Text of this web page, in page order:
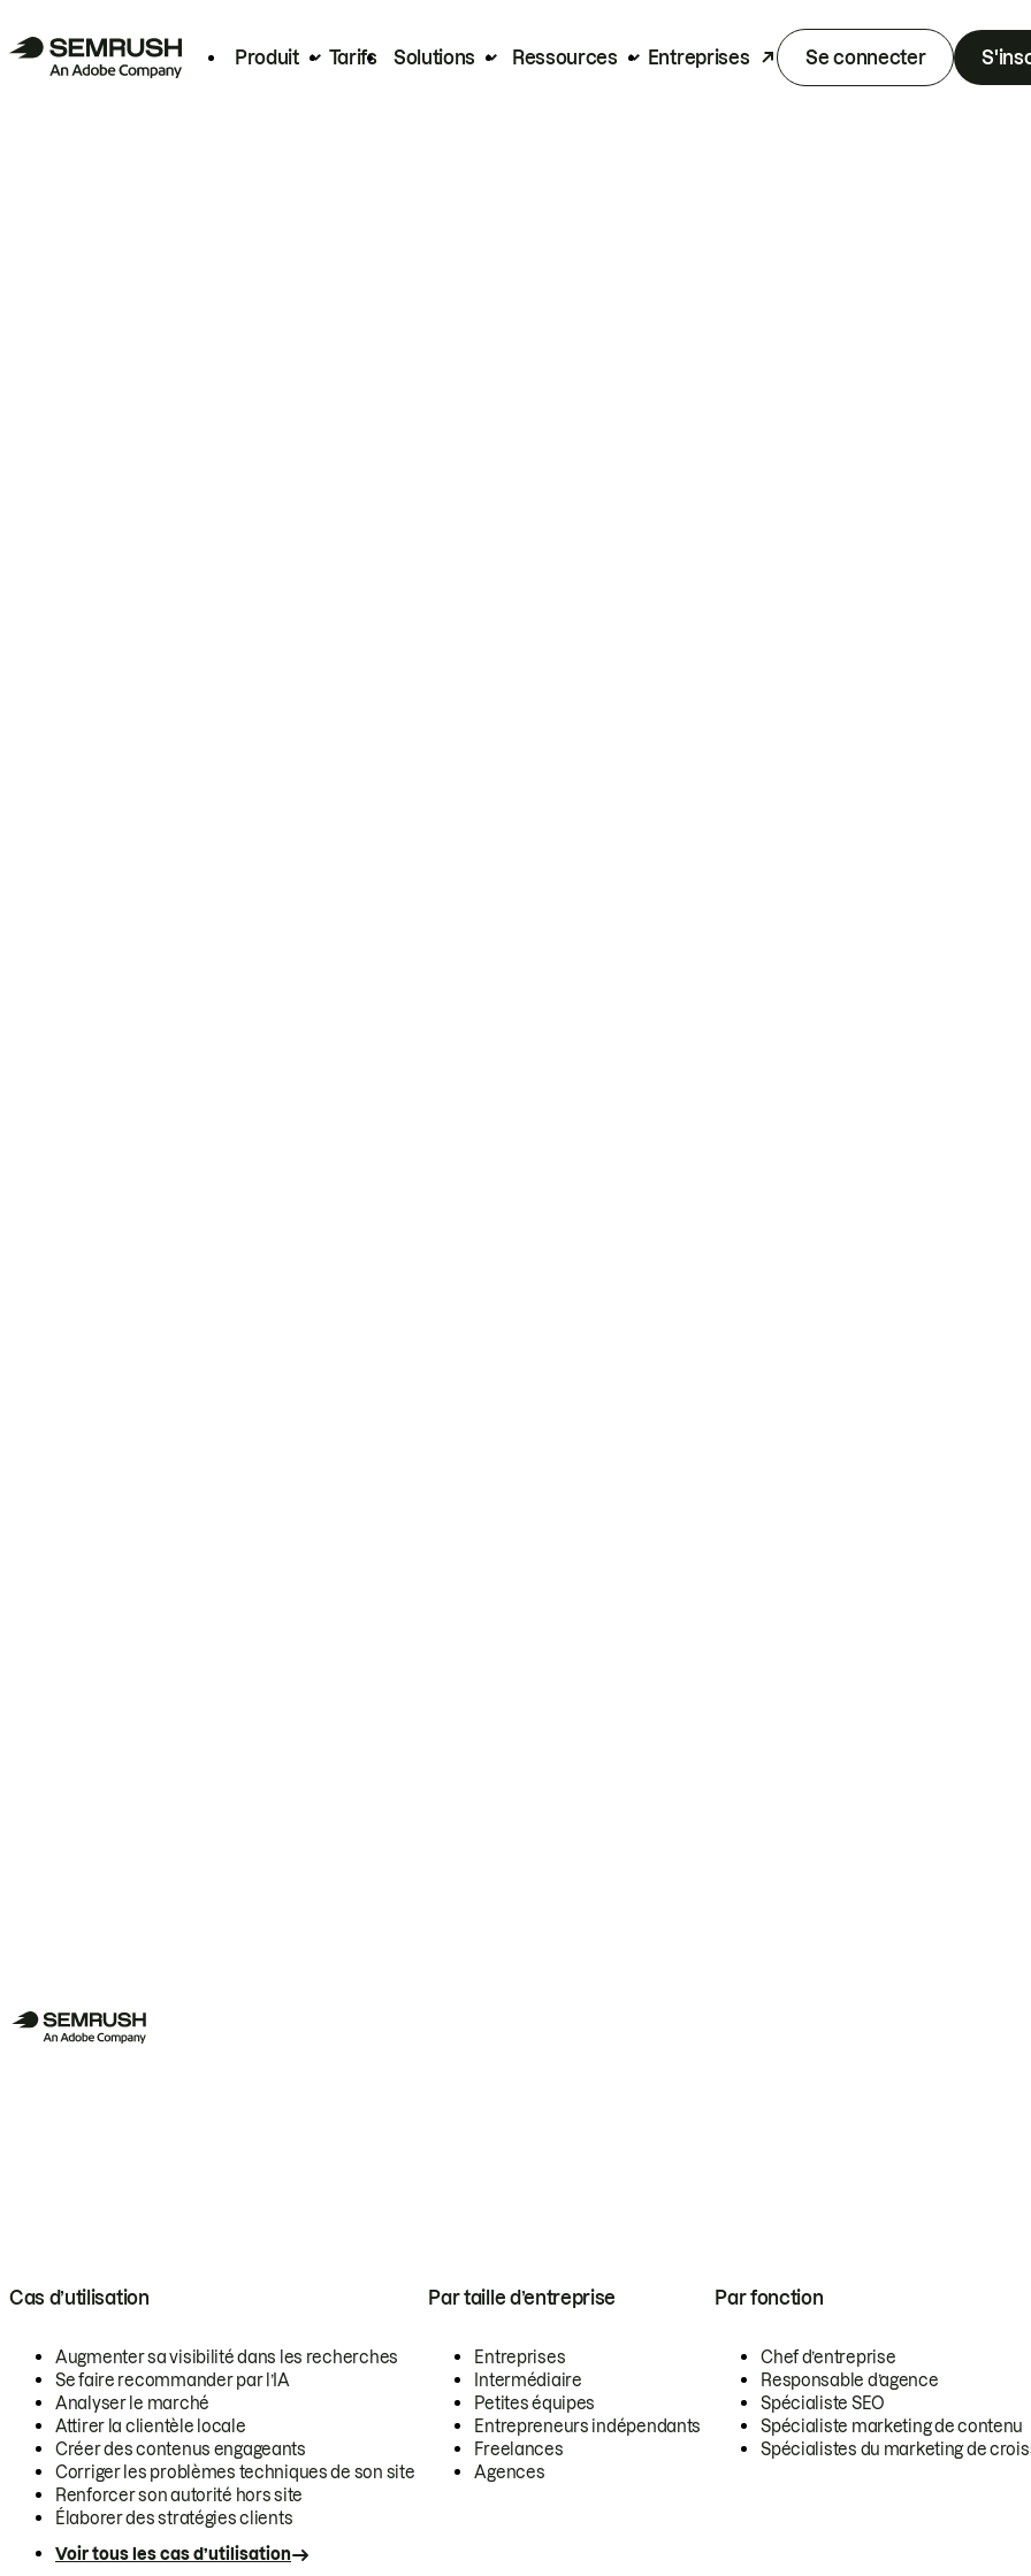
Produit Tarifs Solutions Ressources Entreprises Se connecter
Cas d’utilisation
Augmenter sa visibilité dans les recherches
Se faire recommander par l’IA
Analyser le marché
Attirer la clientèle locale
Créer des contenus engageants
Corriger les problèmes techniques de son site
Renforcer son autorité hors site
Élaborer des stratégies clients
Voir tous les cas d’utilisation
Par taille d’entreprise
Entreprises
Intermédiaire
Petites équipes
Entrepreneurs indépendants
Freelances
Agences
Par fonction
Chef d’entreprise
Responsable d’agence
Spécialiste SEO
Spécialiste marketing de contenu
Spécialistes du marketing de